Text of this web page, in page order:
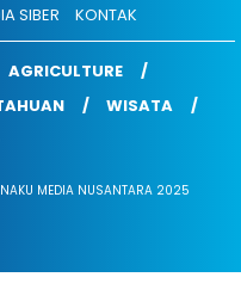
SIBER KONTAK
AGRICULTURE
WISATA
MEDIA NUSANTARA 2025